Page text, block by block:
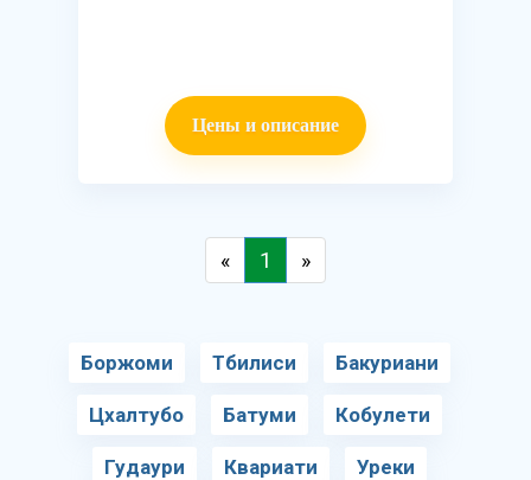
Цены и описание
« 1 »
Боржоми Тбилиси Бакуриани
Цхалтубо Батуми Кобулети
Гудаури Квариати Уреки